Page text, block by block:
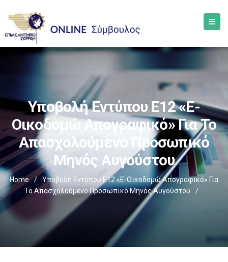
Υποβολή Εντύπου Ε12 «e-
Οικοδομώ Απογραφικό» Για Το
Απασχολούμενο Προσωπικό
Μηνός Αυγούστου
Home /
Υποβολή Εντύπου Ε12 «e-Οικοδομώ Απογραφικό» Για
Το Απασχολούμενο Προσωπικό Μηνός Αυγούστου
/